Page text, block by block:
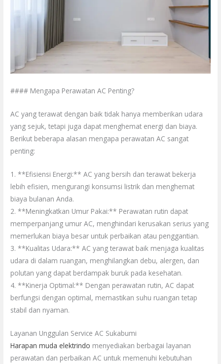
#### Mengapa Perawatan AC Penting?
AC yang terawat dengan baik tidak hanya memberikan udara
yang sejuk, tetapi juga dapat menghemat energi dan biaya.
Berikut beberapa alasan mengapa perawatan AC sangat
penting:
1. **Efisiensi Energi:** AC yang bersih dan terawat bekerja
lebih efisien, mengurangi konsumsi listrik dan menghemat
biaya bulanan Anda.
2. **Meningkatkan Umur Pakai:** Perawatan rutin dapat
memperpanjang umur AC, menghindari kerusakan serius yang
memerlukan biaya besar untuk perbaikan atau penggantian.
3. **Kualitas Udara:** AC yang terawat baik menjaga kualitas
udara di dalam ruangan, menghilangkan debu, alergen, dan
polutan yang dapat berdampak buruk pada kesehatan.
4. **Kinerja Optimal:** Dengan perawatan rutin, AC dapat
berfungsi dengan optimal, memastikan suhu ruangan tetap
stabil dan nyaman.
Layanan Unggulan Service AC Sukabumi
Harapan muda elektrindo menyediakan berbagai layanan
perawatan dan perbaikan AC untuk memenuhi kebutuhan